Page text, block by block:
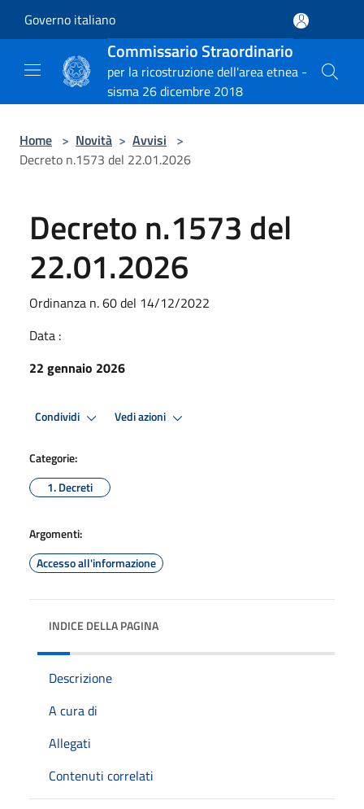
Governo italiano
Commissario Straordinario
per la ricostruzione dell'area etnea -
sisma 26 dicembre 2018
Home > Novità > Avvisi >
Decreto n.1573 del 22.01.2026
Decreto n.1573 del
22.01.2026
Ordinanza n. 60 del 14/12/2022
Data :
22 gennaio 2026
Condividi Vedi azioni
Categorie:
1. Decreti
Argomenti:
Accesso all'informazione
INDICE DELLA PAGINA
Descrizione
A cura di
Allegati
Contenuti correlati